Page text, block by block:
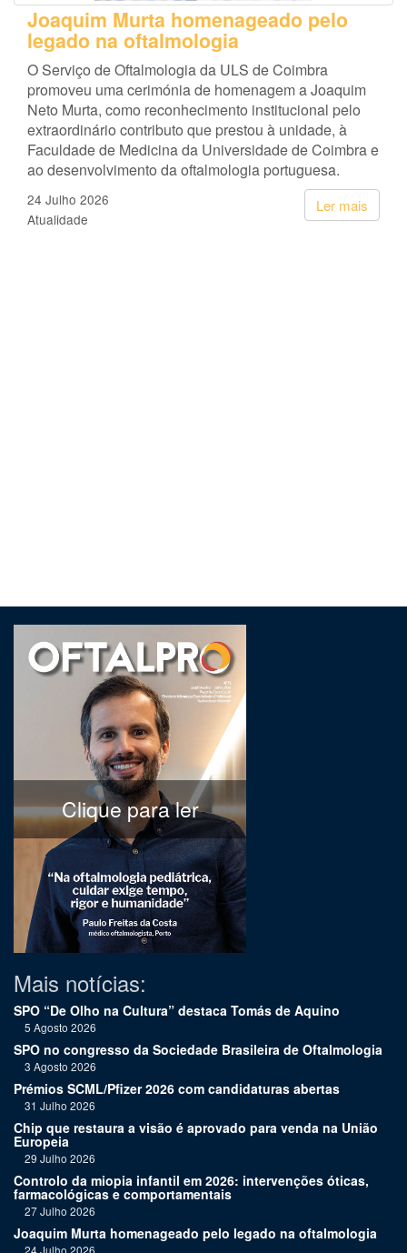
Joaquim Murta homenageado pelo
legado na oftalmologia
O Serviço de Oftalmologia da ULS de Coimbra
promoveu uma cerimónia de homenagem a Joaquim
Neto Murta, como reconhecimento institucional pelo
extraordinário contributo que prestou à unidade, à
Faculdade de Medicina da Universidade de Coimbra e
ao desenvolvimento da oftalmologia portuguesa.
Ler mais
24 Julho 2026
Atualidade
Clique para ler
Mais notícias:
SPO “De Olho na Cultura” destaca Tomás de Aquino
5 Agosto 2026
SPO no congresso da Sociedade Brasileira de Oftalmologia
3 Agosto 2026
Prémios SCML/Pfizer 2026 com candidaturas abertas
31 Julho 2026
Chip que restaura a visão é aprovado para venda na União
Europeia
29 Julho 2026
Controlo da miopia infantil em 2026: intervenções óticas,
farmacológicas e comportamentais
27 Julho 2026
Joaquim Murta homenageado pelo legado na oftalmologia
24 Julho 2026